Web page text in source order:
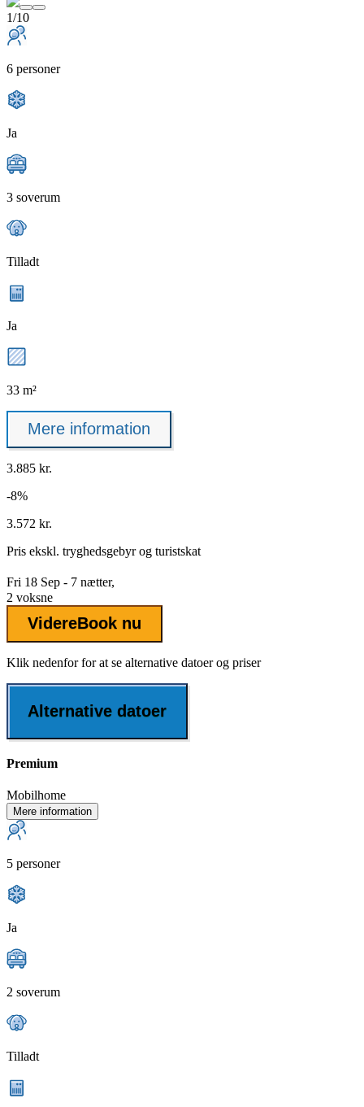
1/10
6 personer
Ja
3 soverum
Tilladt
Ja
33 m²
Mere information
3.885 kr.
-8%
3.572 kr.
Pris ekskl. tryghedsgebyrog turistskat
Fri 18 Sep - 7 nætter,
2 voksne
VidereBook nu
Klik nedenfor for at se alternative datoer og priser
Alternative datoer
Premium
Mobilhome
Mere information
5 personer
Ja
2 soverum
Tilladt